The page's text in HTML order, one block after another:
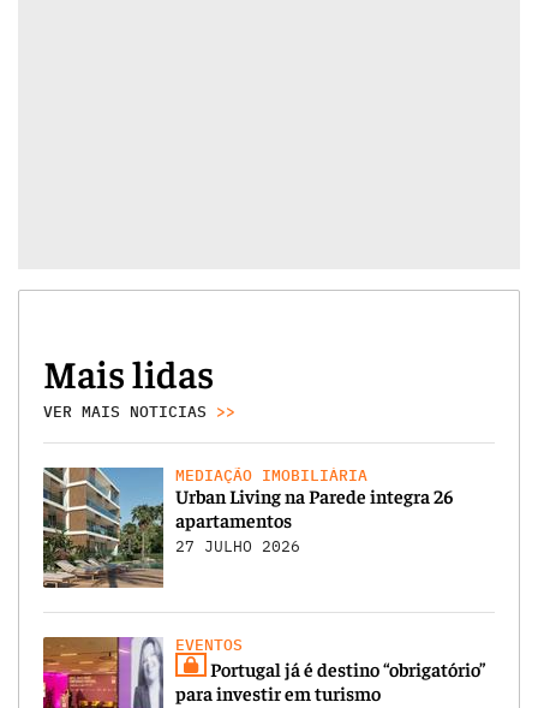
Mais lidas
VER MAIS NOTICIAS >>
MEDIAÇÃO IMOBILIÁRIA
Urban Living na Parede integra 26
apartamentos
27 JULHO 2026
EVENTOS
Portugal já é destino “obrigatório”
para investir em turismo